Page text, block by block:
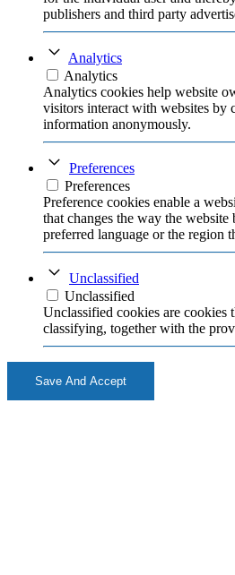
publishers and third party
Analytics
Analytics
Analytics cookies help website
visitors interact with websites by
information anonymously.
Preferences
Preferences
Preference cookies enable a
that changes the way the
preferred language or the region
Unclassified
Unclassified
Unclassified cookies are cookies
classifying, together with the
Save And Accept